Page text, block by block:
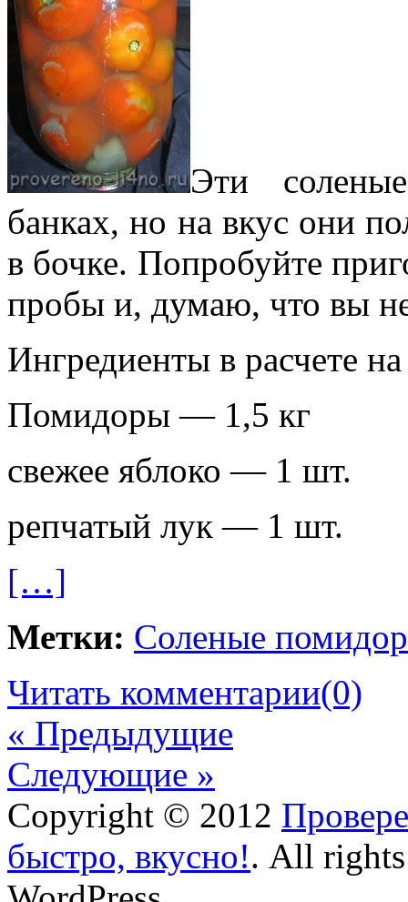
Эти
банках, но на вкус они
в бочке. Попробуйте
пробы и, думаю, что вы
Ингредиенты в расчете
Помидоры — 1,5 кг
свежее яблоко — 1 шт.
репчатый лук — 1 шт.
[…]
Метки: Соленые
Читать комментарии(0)
« Предыдущие
Следующие »
Copyright © 2012
быстро, вкусно!. All rights